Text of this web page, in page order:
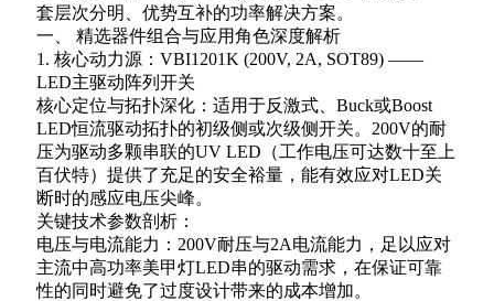
套层次分明、优势互补的功率解决方案。
一、 精选器件组合与应用角色深度解析
1. 核心动力源：VBI1201K (200V, 2A, SOT89) ——
LED主驱动阵列开关
核心定位与拓扑深化：适用于反激式、Buck或Boost
LED恒流驱动拓扑的初级侧或次级侧开关。200V的耐
压为驱动多颗串联的UV LED（工作电压可达数十至上
百伏特）提供了充足的安全裕量，能有效应对LED关
断时的感应电压尖峰。
关键技术参数剖析：
电压与电流能力：200V耐压与2A电流能力，足以应对
主流中高功率美甲灯LED串的驱动需求，在保证可靠
性的同时避免了过度设计带来的成本增加。